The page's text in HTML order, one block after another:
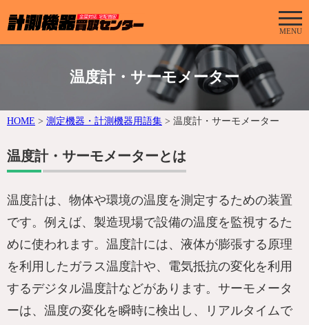
MENU
温度計・サーモメーター
HOME > 測定機器・計測機器用語集 > 温度計・サーモメーター
温度計・サーモメーターとは
温度計は、物体や環境の温度を測定するための装置
です。例えば、製造現場で設備の温度を監視するた
めに使われます。温度計には、液体が膨張する原理
を利用したガラス温度計や、電気抵抗の変化を利用
するデジタル温度計などがあります。サーモメータ
ーは、温度の変化を瞬時に検出し、リアルタイムで